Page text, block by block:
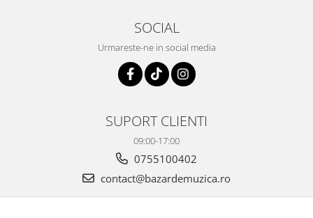
SOCIAL
Urmareste-ne in social media
SUPORT CLIENTI
09:00-17:00
0755100402
contact@bazardemuzica.ro